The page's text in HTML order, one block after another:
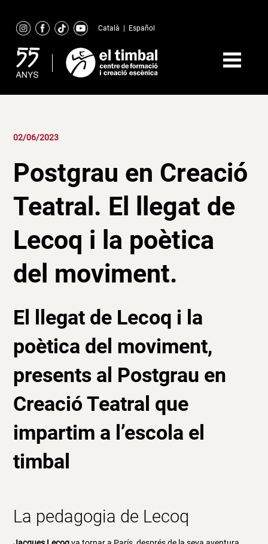
content
Català Español
02/06/2023
Postgrau en Creació
Teatral. El llegat de
Lecoq i la poètica
del moviment.
El llegat de Lecoq i la
poètica del moviment,
presents al Postgrau en
Creació Teatral que
impartim a l’escola el
timbal
La pedagogia de Lecoq